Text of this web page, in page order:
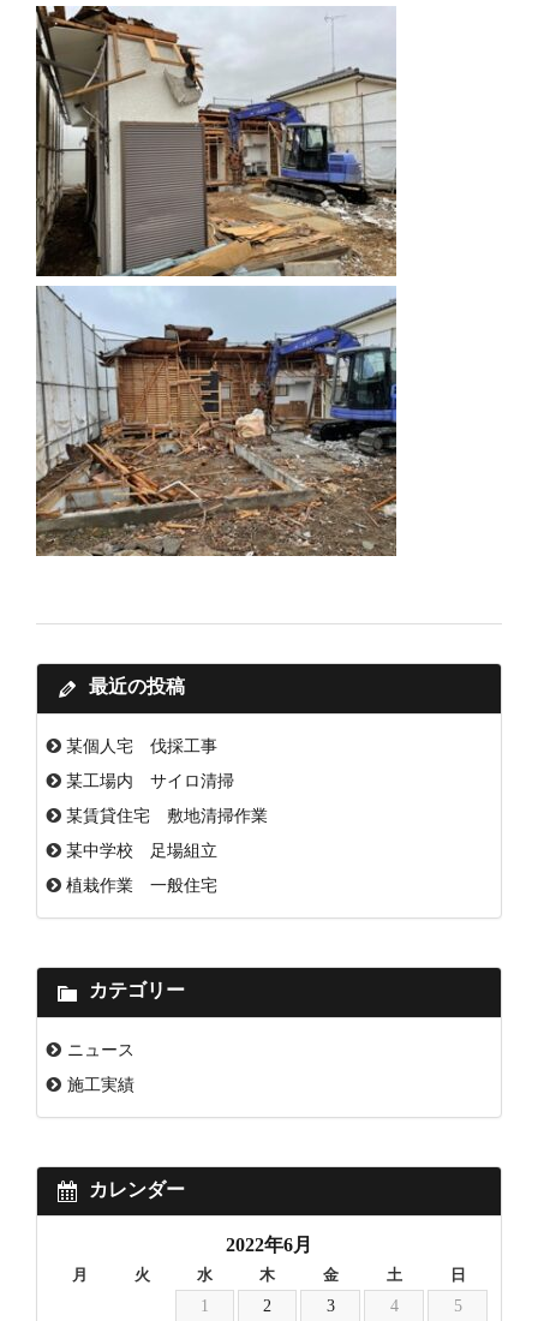
最近の投稿
某個人宅 伐採工事
某工場内 サイロ清掃
某賃貸住宅 敷地清掃作業
某中学校 足場組立
植栽作業 一般住宅
カテゴリー
ニュース
施工実績
カレンダー
2022年6月
月 火 水 木 金 土 日
1 2 3 4 5